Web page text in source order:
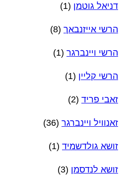
דניאל גוטמן (1)
הרשי אייזנבאך (8)
הרשי ויינברגר (1)
הרשי קליין (1)
זאבי פריד (2)
זאנוויל ויינברגר (36)
זושא גולדשמיד (1)
זושא לנדסמן (3)